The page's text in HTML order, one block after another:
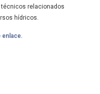
relacionados
hídricos.